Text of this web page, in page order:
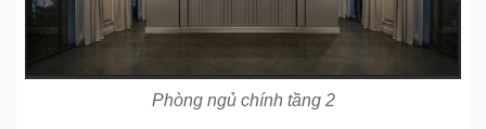
Phòng ngủ chính tầng 2